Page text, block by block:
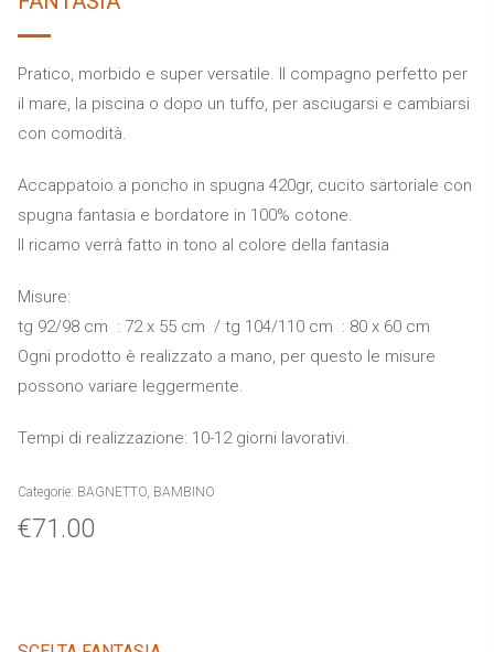
Pratico, morbido e super versatile. Il compagno perfetto per
il mare, la piscina o dopo un tuffo, per asciugarsi e cambiarsi
con comodità.
Accappatoio a poncho in spugna 420gr, cucito sartoriale con
spugna fantasia e bordatore in 100% cotone.
Il ricamo verrà fatto in tono al colore della fantasia
Misure:
tg 92/98 cm : 72 x 55 cm / tg 104/110 cm : 80 x 60 cm
Ogni prodotto è realizzato a mano, per questo le misure
possono variare leggermente.
Tempi di realizzazione: 10-12 giorni lavorativi.
Categorie: BAGNETTO, BAMBINO
€71.00